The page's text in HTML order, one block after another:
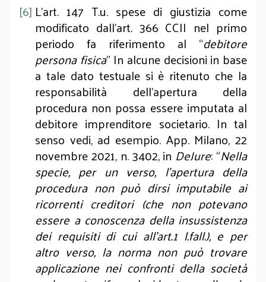
[6] L’art. 147 T.u. spese di giustizia come
modificato dall’art. 366 CCII nel primo
periodo fa riferimento al “debitore
persona fisica” In alcune decisioni in base
a tale dato testuale si è ritenuto che la
responsabilità dell’apertura della
procedura non possa essere imputata al
debitore imprenditore societario. In tal
senso vedi, ad esempio. App. Milano, 22
novembre 2021, n. 3402, in DeJure: “Nella
specie, per un verso, l’apertura della
procedura non può dirsi imputabile ai
ricorrenti creditori (che non potevano
essere a conoscenza della insussistenza
dei requisiti di cui all’art.1 l.fall.), e per
altro verso, la norma non può trovare
applicazione nei confronti della società